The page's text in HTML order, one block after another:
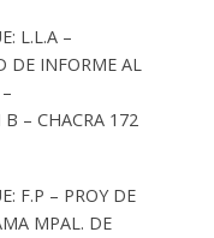
L.L.A –
DE INFORME AL
B – CHACRA 172
F.P – PROY DE
MPAL. DE